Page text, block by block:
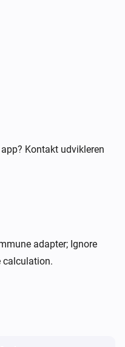
Kontakt udvikleren
adapter; Ignore
calculation.